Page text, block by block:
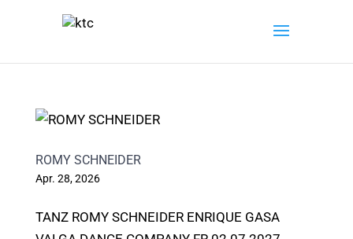
ROMY SCHNEIDER
Apr. 28, 2026
TANZ ROMY SCHNEIDER ENRIQUE GASA